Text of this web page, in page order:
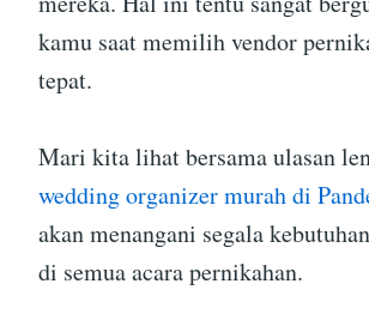
kamu saat memilih vendor
tepat.
Mari kita lihat bersama ulasan
wedding organizer murah di
akan menangani segala
di semua acara pernikahan.